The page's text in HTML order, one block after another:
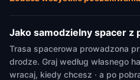
Jako samodzielny spacer z
Trasa spacerowa prowadzona
drodze. Graj według własnego
wracaj, kiedy chcesz · a po